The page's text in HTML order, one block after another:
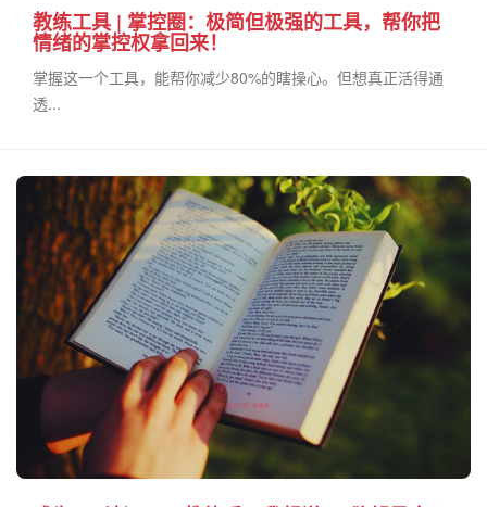
教练工具 | 掌控圈：极简但极强的工具，帮你把
情绪的掌控权拿回来！
掌握这一个工具，能帮你减少80%的瞎操心。但想真正活得通
透...